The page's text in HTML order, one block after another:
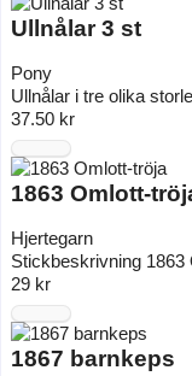
Ullnålar 3 st
Pony
Ullnålar i tre olika
37.50 kr
1863 Omlott-
Hjertegarn
Stickbeskrivning 1863
29 kr
1867 barnkeps